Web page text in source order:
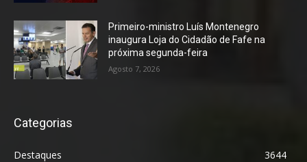
Primeiro-ministro Luís Montenegro
inaugura Loja do Cidadão de Fafe na
próxima segunda-feira
Agosto 7, 2026
Categorias
Destaques
3644